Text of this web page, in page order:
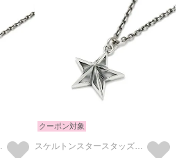
クーポン対象